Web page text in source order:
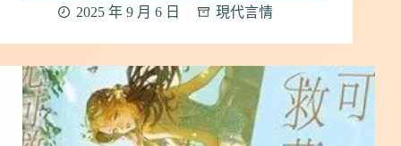
頓
吃
胖
十
斤】
by
憶
2025 年 9 月 6 日 現代言情